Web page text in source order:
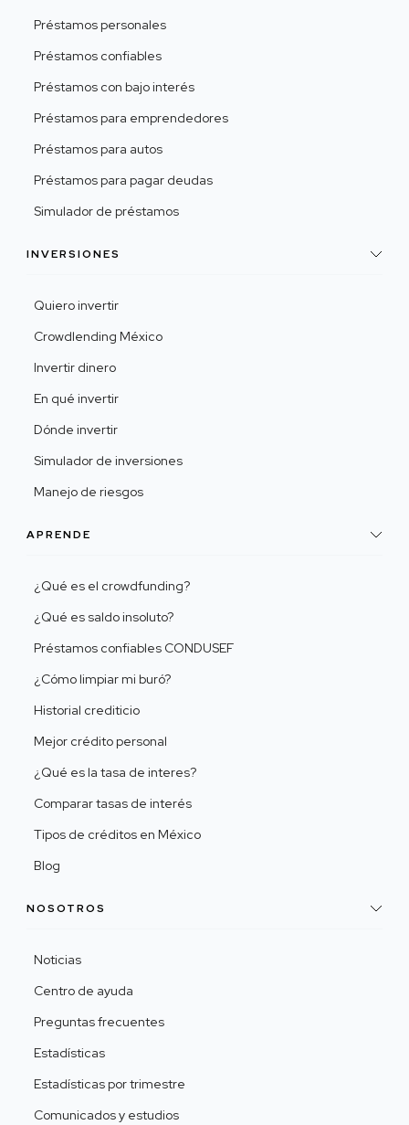
Préstamos personales
Préstamos confiables
Préstamos con bajo interés
Préstamos para emprendedores
Préstamos para autos
Préstamos para pagar deudas
Simulador de préstamos
INVERSIONES
Quiero invertir
Crowdlending México
Invertir dinero
En qué invertir
Dónde invertir
Simulador de inversiones
Manejo de riesgos
APRENDE
¿Qué es el crowdfunding?
¿Qué es saldo insoluto?
Préstamos confiables CONDUSEF
¿Cómo limpiar mi buró?
Historial crediticio
Mejor crédito personal
¿Qué es la tasa de interes?
Comparar tasas de interés
Tipos de créditos en México
Blog
NOSOTROS
Noticias
Centro de ayuda
Preguntas frecuentes
Estadísticas
Estadísticas por trimestre
Comunicados y estudios